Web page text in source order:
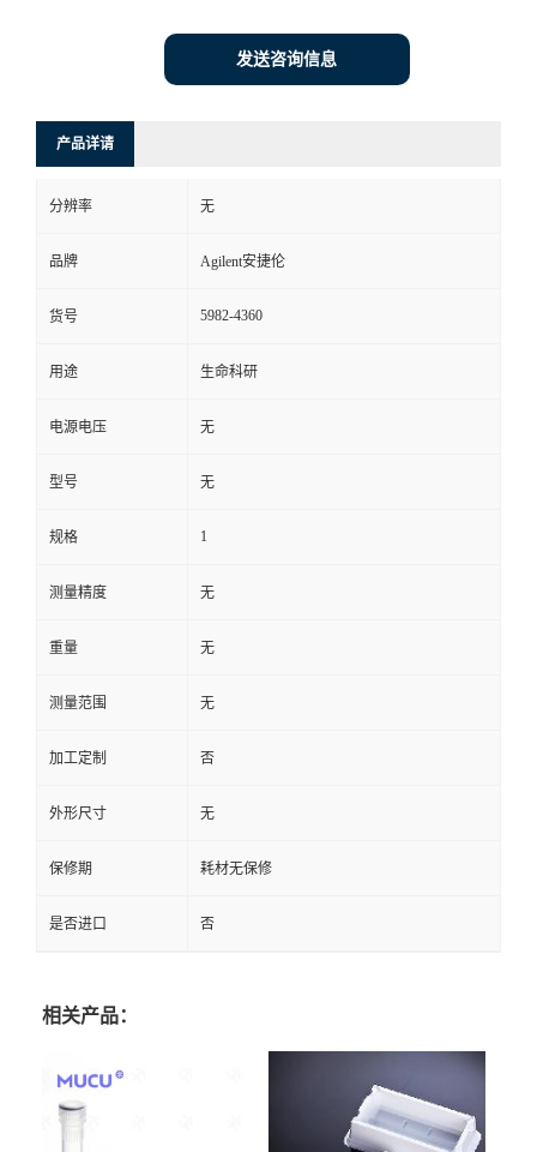
发送咨询信息
产品详请
分辨率 无
品牌 Agilent安捷伦
货号 5982-4360
用途 生命科研
电源电压 无
型号 无
规格 1
测量精度 无
重量 无
测量范围 无
加工定制 否
外形尺寸 无
保修期 耗材无保修
是否进口 否
相关产品：